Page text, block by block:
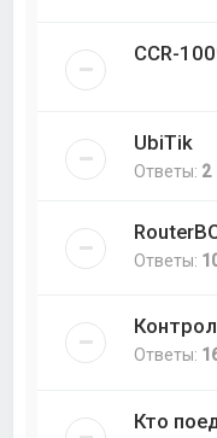
CCR-
UbiTik
Ответы: 2
Ответы:
Ответы:
Кто